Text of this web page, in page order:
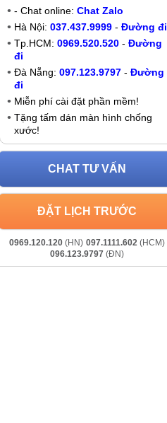
- Chat online: Chat Zalo
Hà Nội: 037.437.9999- Đường đi
Tp.HCM: 0969.520.520- Đường
đi
Đà Nẵng: 097.123.9797- Đường
đi
Miễn phí cài đặt phần mềm!
Tặng tấm dán màn hình chống
xước!
CHAT TƯ VẤN
ĐẶT LỊCH TRƯỚC
0969.120.120 (HN) 097.1111.602 (HCM)
096.123.9797 (ĐN)